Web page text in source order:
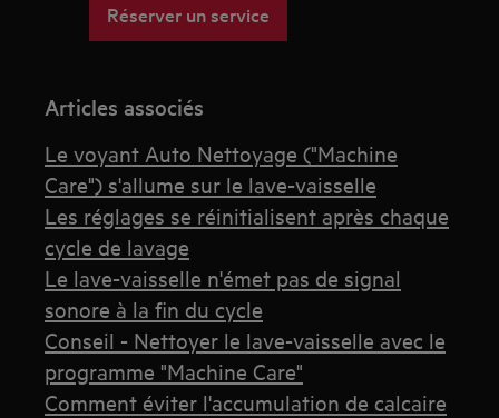
Réserver un service
Articles associés
Le voyant Auto Nettoyage ("Machine
Care") s'allume sur le lave-vaisselle
Les réglages se réinitialisent après chaque
cycle de lavage
Le lave-vaisselle n'émet pas de signal
sonore à la fin du cycle
Conseil - Nettoyer le lave-vaisselle avec le
programme "Machine Care"
Comment éviter l'accumulation de calcaire